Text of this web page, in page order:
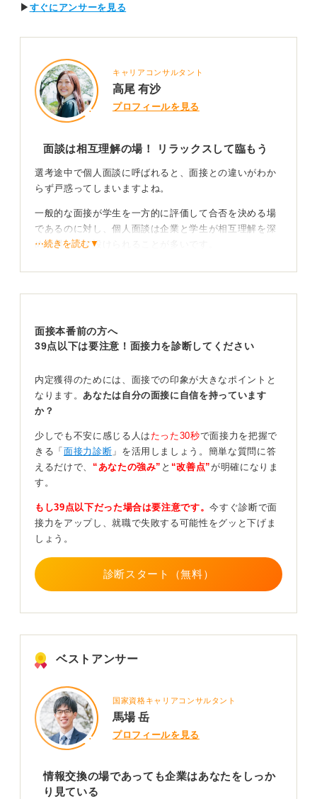
▶ すぐにアンサーを見る
キャリアコンサルタント
高尾 有沙
プロフィールを見る
面談は相互理解の場！ リラックスして臨もう
選考途中で個人面談に呼ばれると、面接との違いがわか
らず戸惑ってしまいますよね。
一般的な面接が学生を一方的に評価して合否を決める場
であるのに対し、個人面談は企業と学生が相互理解を深
める場として設けられることが多いです。
企業としては、あなたの本音を引き出して自社への志望
ただし、完全に選考要素がゼロとは言い切れません。あ
なたの発言や態度はチェックされていると考え、リラッ
逆質問がカギ！ 条件面はさりげなく聞くのがおすす
個人面談で企業が見ているのは、人柄、志望度、会社と
の相性です。
ぜこの業界なのか、なぜこの会社に興味を持ったのかを
自分の言葉で話すことが大事になります。
です。
Webサイトには載っていないような、社員の働き方や価
るな」「意欲があるな」と好印象につながりますよ。
給与や福利厚生などの条件面ばかりを質問すると、働く
意欲を疑われかねません。
の業務に関する内容にし、条件面の質問は会話の中に
「ちなみに……」と挟み込む程度にとどめるのが賢明で
⋯続きを読む▼
面接本番前の方へ
39点以下は要注意！面接力を診断してください
内定獲得のためには、面接での印象が大きなポイントと
なります。 あなたは自分の面接に自信を持っています
か？
少しでも不安に感じる人は たった30秒で面接力を把握で
きる「 面接力診断 」を活用しましょう。簡単な質問に答
えるだけで、 “あなたの強み” と “改善点”が明確になりま
す。
もし39点以下だった場合は要注意です。今すぐ診断で面
接力をアップし、就職で失敗する可能性をグッと下げま
しょう。
診断スタート（無料）
ベストアンサー
国家資格キャリアコンサルタント
馬場 岳
プロフィールを見る
情報交換の場であっても企業はあなたをしっか
り見ている